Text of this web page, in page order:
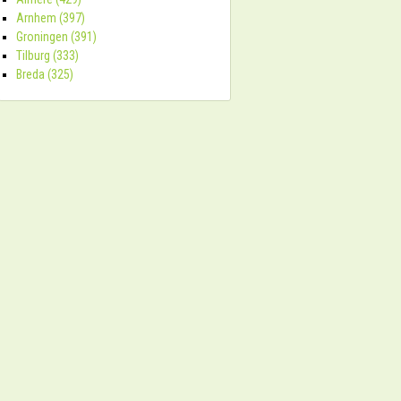
Arnhem (397)
Groningen (391)
Tilburg (333)
Breda (325)